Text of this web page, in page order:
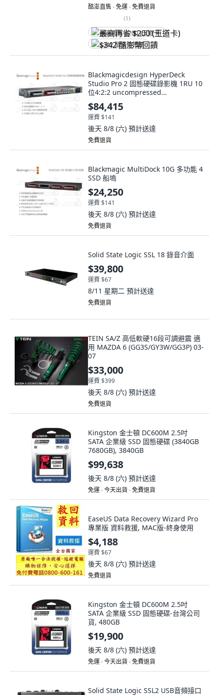
酷澎直售 ∙ 免運 ∙ 免費退貨
(1)
最高再省 $200 (王道卡)
$342 酷澎幣回饋
Blackmagicdesign HyperDeck
Studio Pro 2 固態硬碟錄影機 1RU 10
位4:2:2 uncompressed
ProRes/DNxHD compressed
$84,415
運費 $141
後天 8/8 (六) 預計送達
免費退貨
Blackmagic MultiDock 10G 多功能 4
SSD 船塢
$24,250
運費 $141
後天 8/8 (六) 預計送達
免費退貨
Solid State Logic SSL 18 錄音介面
$39,800
運費 $67
8/11 星期二 預計送達
免費退貨
TEIN SA/Z 高低軟硬16段可調避震 適
用 MAZDA 6 (GG3S/GY3W/GG3P) 03-
07
$33,000
運費 $399
後天 8/8 (六) 預計送達
免費退貨
Kingston 金士頓 DC600M 2.5吋
SATA 企業級 SSD 固態硬碟 (3840GB
7680GB), 3840GB
$99,638
後天 8/8 (六) 預計送達
免運 ∙ 今天出貨 ∙ 免費退貨
EaseUS Data Recovery Wizard Pro
專業版 資料救援, MAC版-終身使用
$4,188
運費 $67
後天 8/8 (六) 預計送達
免費退貨
Kingston 金士頓 DC600M 2.5吋
SATA 企業級 SSD 固態硬碟-台灣公司
貨, 480GB
$19,900
後天 8/8 (六) 預計送達
免運 ∙ 今天出貨 ∙ 免費退貨
Solid State Logic SSL2 USB音頻接口